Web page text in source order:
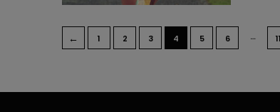
← 1 2 3 4 5 6 … 11